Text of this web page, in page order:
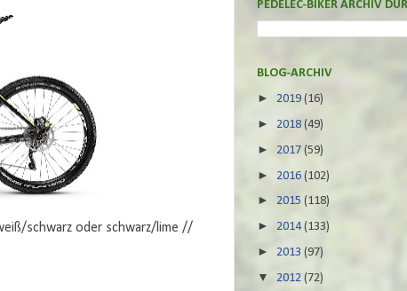
schwarz oder schwarz/lime //
PEDELEC-BIKER ARCHIV
BLOG-ARCHIV
► 2019 (16)
► 2018 (49)
► 2017 (59)
► 2016 (102)
► 2015 (118)
► 2014(133)
► 2013 (97)
▼ 2012 (72)